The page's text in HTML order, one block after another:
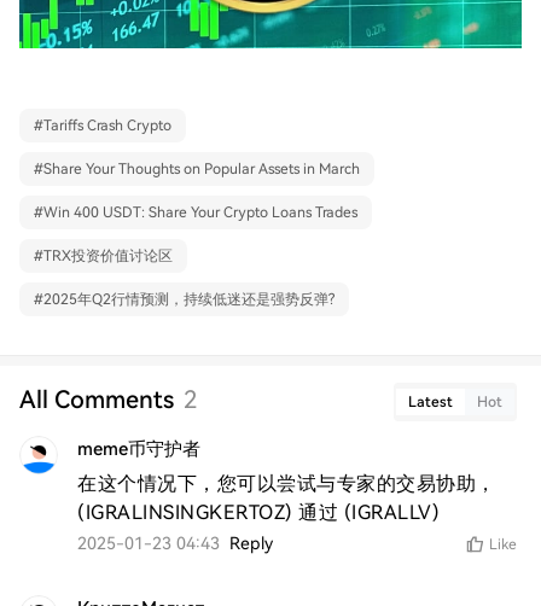
#Tariffs Crash Crypto
#Share Your Thoughts on Popular Assets in March
#Win 400 USDT: Share Your Crypto Loans Trades
#TRX投资价值讨论区
#2025年Q2行情预测，持续低迷还是强势反弹?
All Comments 2 Latest Hot
meme币守护者
在这个情况下，您可以尝试与专家的交易协助，
(IGRALINSINGKERTOZ) 通过 (IGRALLV)
2025-01-23 04:43 Reply Like